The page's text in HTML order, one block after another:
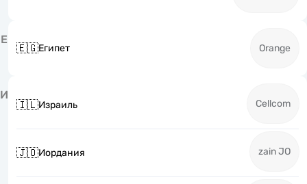
Е
🇪🇬Египет Orange
И
🇮🇱Израиль Cellcom
🇯🇴Иордания zain JO